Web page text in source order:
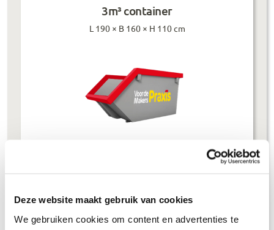
Deze website maakt gebruik van cookies
We gebruiken cookies om content en advertenties te
3m³ container
L 190 × B 160 × H 110 cm
Bouwafval €304,-
Puinafval €179 ,-